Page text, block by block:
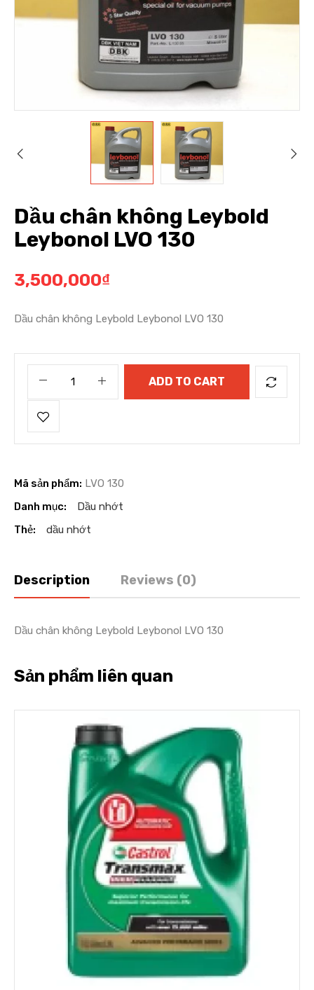
Dầu chân không Leybold
Leybonol LVO 130
3,500,000₫
Dầu chân không Leybold Leybonol LVO 130
ADD TO CART
Mã sản phẩm: LVO 130
Danh mục:
Dầu nhớt
Thẻ:
dầu nhớt
Description Reviews (0)
Dầu chân không Leybold Leybonol LVO 130
Sản phẩm liên quan